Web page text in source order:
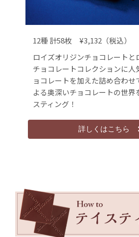
12種 計58枚 ¥3,132（税込）
ロイズオリジンチョコレートと
チョコレートコレクションに人
ョコレートを加えた詰め合わせ
よる奥深いチョコレートの世
スティング！
詳しくはこちら